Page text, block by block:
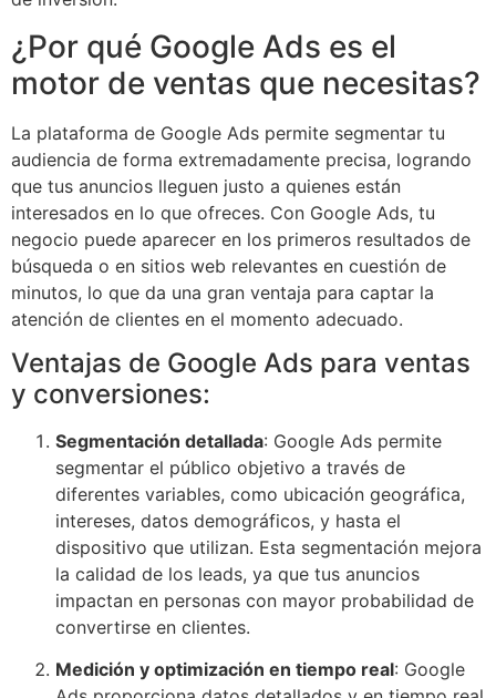
¿Por qué Google Ads es el
motor de ventas que necesitas?
La plataforma de Google Ads permite segmentar tu
audiencia de forma extremadamente precisa, logrando
que tus anuncios lleguen justo a quienes están
interesados en lo que ofreces. Con Google Ads, tu
negocio puede aparecer en los primeros resultados de
búsqueda o en sitios web relevantes en cuestión de
minutos, lo que da una gran ventaja para captar la
atención de clientes en el momento adecuado.
Ventajas de Google Ads para ventas
y conversiones:
Segmentación detallada: Google Ads permite
segmentar el público objetivo a través de
diferentes variables, como ubicación geográfica,
intereses, datos demográficos, y hasta el
dispositivo que utilizan. Esta segmentación mejora
la calidad de los leads, ya que tus anuncios
impactan en personas con mayor probabilidad de
convertirse en clientes.
Medición y optimización en tiempo real: Google